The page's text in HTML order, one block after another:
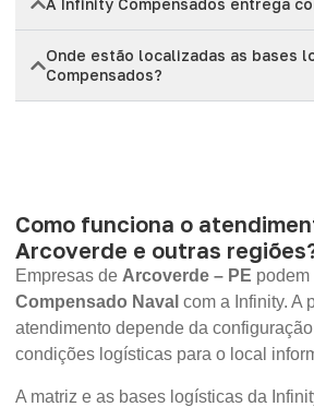
A Infinity Compensados entrega
Onde estão localizadas as bases
Compensados?
Como funciona o
Arcoverde e outras
Empresas de Arcoverde – PE
Compensado Naval com a Infinity. A
atendimento depende da
condições logísticas para o local
A matriz e as bases logísticas da